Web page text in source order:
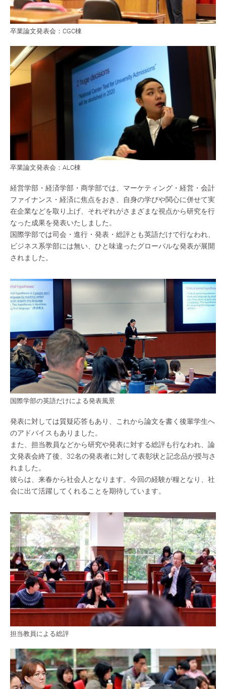
卒業論文発表会：CGC棟
卒業論文発表会：ALC棟
経営学部・経済学部・商学部では、マーケティング・経営・会計
ファイナンス・経済に焦点をおき、自身の学びや関心に併せて実
在企業などを取り上げ、それぞれがさまざまな視点から研究を行
なった成果を発表いたしました。
国際学部では司会・進行・発表・総評とも英語だけで行なわれ、
ビジネス系学部には無い、ひと味違ったグローバルな発表が展開
されました。
国際学部の英語だけによる発表風景
発表に対しては質疑応答もあり、これから論文を書く後輩学生へ
のアドバイスもありました。
また、担当教員などから研究や発表に対する総評も行なわれ、論
文発表会終了後、32名の発表者に対して表彰状と記念品が授与さ
れました。
彼らは、来春から社会人となります。今回の経験が糧となり、社
会に出て活躍してくれることを期待しています。
担当教員による総評